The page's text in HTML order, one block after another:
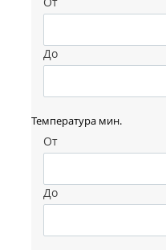
До
Температура мин.
От
До